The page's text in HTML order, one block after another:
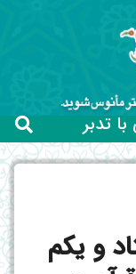
تدبر
و یکم